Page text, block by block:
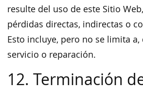
resulte del uso de este Sitio
pérdidas directas, indirectas o
Esto incluye, pero no se limita a,
servicio o reparación.
12. Terminación